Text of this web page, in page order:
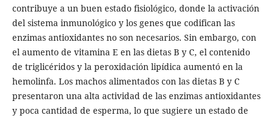
contribuye a un buen estado fisiológico, donde la activación
del sistema inmunológico y los genes que codifican las
enzimas antioxidantes no son necesarios. Sin embargo, con
el aumento de vitamina E en las dietas B y C, el contenido
de triglicéridos y la peroxidación lipídica aumentó en la
hemolinfa. Los machos alimentados con las dietas B y C
presentaron una alta actividad de las enzimas antioxidantes
y poca cantidad de esperma, lo que sugiere un estado de